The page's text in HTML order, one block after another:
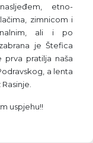
etno-
zimnicom i
ali i po
je Štefica
pratilja naša
a lenta
uspjehu!!